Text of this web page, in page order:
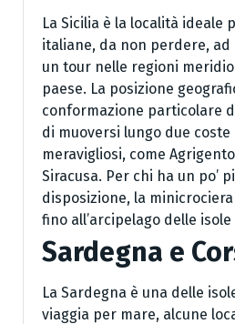
La Sicilia è la località ideale
italiane, da non perdere, ad
un tour nelle regioni
paese. La posizione
conformazione particolare
di muoversi lungo due
meravigliosi, come
Siracusa. Per chi ha un po’
disposizione, la
fino all’arcipelago delle isole
Sardegna e
La Sardegna è una delle
viaggia per mare, alcune